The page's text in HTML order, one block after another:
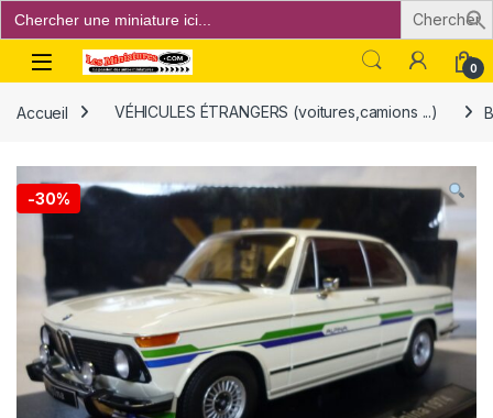
Search
for:
Open 0
Accueil VÉHICULES ÉTRANGERS (voitures,camions ...)
-30%